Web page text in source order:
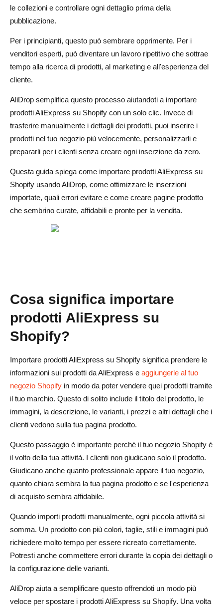
prodotti
Crea URL di prodotto puliti
prodotti
Pubblicare prodotti senza modifiche
Importare troppi prodotti contemporaneamente
Mantenere immagini di prodotto scadenti
Dimenticare gli utenti mobili
Considerazioni finali
AliDrop?
Ho bisogno di competenze tecniche per importare
prodotti AliExpress su Shopify?
Dovrei pubblicare immediatamente i prodotti importati da
AliExpress?
Perché usare AliDrop invece di importare i prodotti
manualmente?
le collezioni e controllare ogni dettaglio prima della
pubblicazione.
Per i principianti, questo può sembrare opprimente. Per i
venditori esperti, può diventare un lavoro ripetitivo che sottrae
tempo alla ricerca di prodotti, al marketing e all'esperienza del
cliente.
AliDrop semplifica questo processo aiutandoti a importare
prodotti AliExpress su Shopify con un solo clic. Invece di
trasferire manualmente i dettagli dei prodotti, puoi inserire i
prodotti nel tuo negozio più velocemente, personalizzarli e
prepararli per i clienti senza creare ogni inserzione da zero.
Questa guida spiega come importare prodotti AliExpress su
Shopify usando AliDrop, come ottimizzare le inserzioni
importate, quali errori evitare e come creare pagine prodotto
che sembrino curate, affidabili e pronte per la vendita.
Cosa significa importare
prodotti AliExpress su
Shopify?
Importare prodotti AliExpress su Shopify significa prendere le
informazioni sui prodotti da AliExpress e aggiungerle al tuo
negozio Shopify in modo da poter vendere quei prodotti tramite
il tuo marchio. Questo di solito include il titolo del prodotto, le
immagini, la descrizione, le varianti, i prezzi e altri dettagli che i
clienti vedono sulla tua pagina prodotto.
Questo passaggio è importante perché il tuo negozio Shopify è
il volto della tua attività. I clienti non giudicano solo il prodotto.
Giudicano anche quanto professionale appare il tuo negozio,
quanto chiara sembra la tua pagina prodotto e se l'esperienza
di acquisto sembra affidabile.
Quando importi prodotti manualmente, ogni piccola attività si
somma. Un prodotto con più colori, taglie, stili e immagini può
richiedere molto tempo per essere ricreato correttamente.
Potresti anche commettere errori durante la copia dei dettagli o
la configurazione delle varianti.
AliDrop aiuta a semplificare questo offrendoti un modo più
veloce per spostare i prodotti AliExpress su Shopify. Una volta